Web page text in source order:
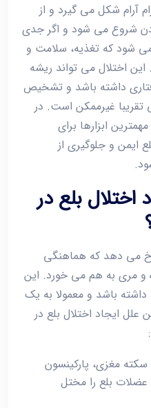
‌آرام شکل می‌ گیرد و از
شروع می ‌شود و اگر جدی
‌شود که تغذیه، سلامت و
اختلال می ‌تواند ریشه
داشته باشد و تشخیص
غیرممکن است. در
ابزارها برای
ایمن و جلوگیری از
اختلال بلع در
رخ می ‌دهد که هماهنگی
و مری به هم می‌ خورد. این
داشته باشد و معمولا به یک
ایجاد اختلال بلع در
مغزی، پارکینسون
عضلات بلع را مختل